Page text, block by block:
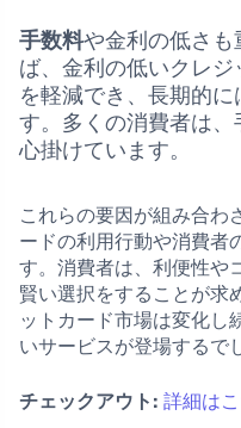
手数料や金利の低さも
ば、金利の低いクレ
を軽減でき、長期的
す。多くの消費者は
心掛けています。
これらの要因が組み合わ
ードの利用行動や消費者
す。消費者は、利便性や
賢い選択をすることが求
ットカード市場は変化し
いサービスが登場するで
チェックアウト: 詳細は